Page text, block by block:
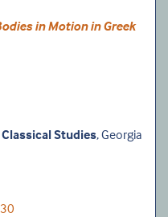
in Motion in Greek
Studies, Georgia